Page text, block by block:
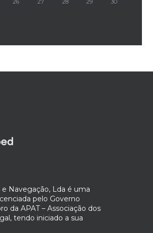
26 27 28 29
30
e Navegação, Lda é uma
pelo Governo
da APAT – Associação dos
tendo iniciado a sua